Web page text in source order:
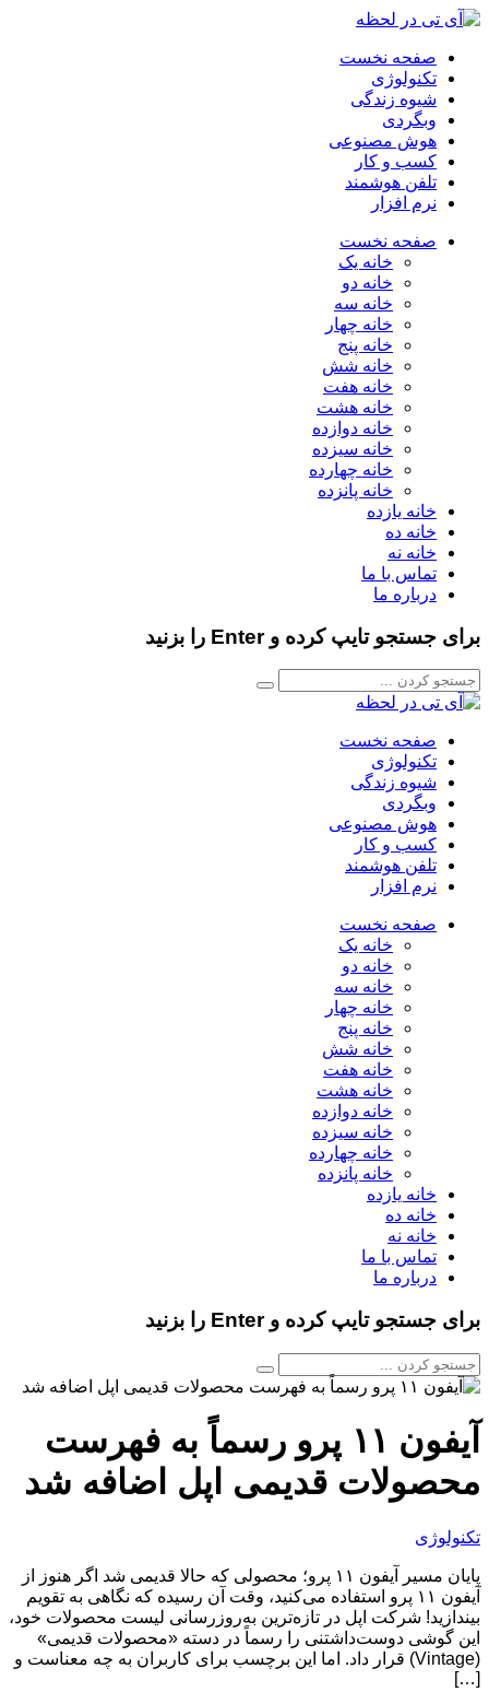
صفحه نخست
تکنولوژی
شیوه زندگی
وبگردی
هوش مصنوعی
کسب و کار
تلفن هوشمند
نرم افزار
صفحه نخست
خانه یک
خانه دو
خانه سه
خانه چهار
خانه پنج
خانه شش
خانه هفت
خانه هشت
خانه دوازده
خانه سیزده
خانه چهارده
خانه پانزده
خانه یازده
خانه ده
خانه نه
تماس با ما
درباره ما
برای جستجو تایپ کرده و Enter را بزنید
صفحه نخست
تکنولوژی
شیوه زندگی
وبگردی
هوش مصنوعی
کسب و کار
تلفن هوشمند
نرم افزار
صفحه نخست
خانه یک
خانه دو
خانه سه
خانه چهار
خانه پنج
خانه شش
خانه هفت
خانه هشت
خانه دوازده
خانه سیزده
خانه چهارده
خانه پانزده
خانه یازده
خانه ده
خانه نه
تماس با ما
درباره ما
برای جستجو تایپ کرده و Enter را بزنید
آیفون ۱۱ پرو رسماً به فهرست
محصولات قدیمی اپل اضافه شد
تکنولوژی
پایان مسیر آیفون ۱۱ پرو؛ محصولی که حالا قدیمی شد اگر هنوز از
آیفون ۱۱ پرو استفاده می‌کنید، وقت آن رسیده که نگاهی به تقویم
بیندازید! شرکت اپل در تازه‌ترین به‌روزرسانی لیست محصولات خود،
این گوشی دوست‌داشتنی را رسماً در دسته «محصولات قدیمی»
(Vintage) قرار داد. اما این برچسب برای کاربران به چه معناست و
[…]